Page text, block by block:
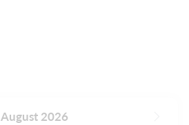
August 2026